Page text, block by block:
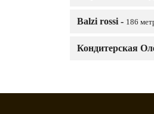
Balzi rossi - 186
Кондитерская